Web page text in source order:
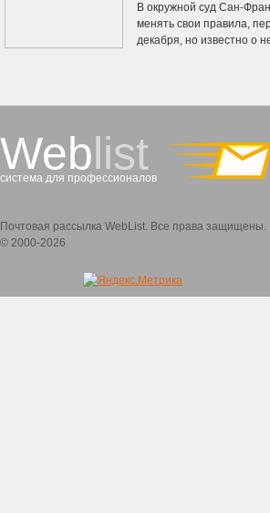
В окружной суд Сан-
менять свои правила,
декабря, но известно о
Weblist
система для профессионалов
Почтовая рассылка WebList. Все права защищены.
© 2000-2026